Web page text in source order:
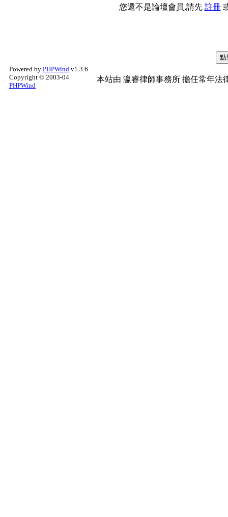
您還不是論壇會員,請先 註冊
Powered by PHPWind v1.3.6
Copyright © 2003-04
PHPWind
本站由 瀛睿律師事務所 擔任常年法